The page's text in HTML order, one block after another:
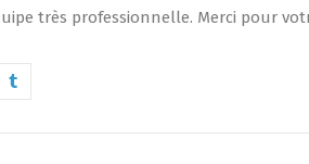
très professionnelle. Merci pour